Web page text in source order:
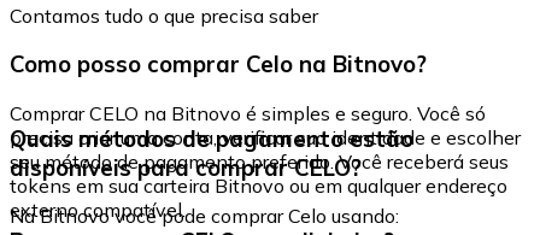
Contamos tudo o que precisa saber
Como posso comprar Celo na Bitnovo?
Comprar CELO na Bitnovo é simples e seguro. Você só
precisa criar uma conta, verificar sua identidade e escolher
seu método de pagamento preferido. Você receberá seus
tokens em sua carteira Bitnovo ou em qualquer endereço
externo compatível.
Quais métodos de pagamento estão
disponíveis para comprar CELO?
Na Bitnovo você pode comprar Celo usando: